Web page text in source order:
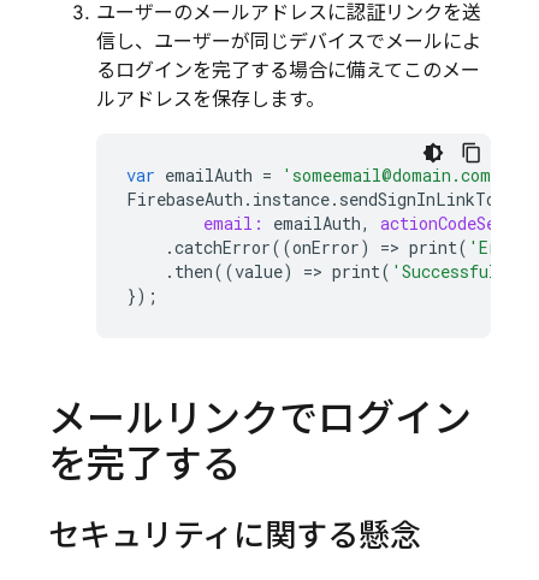
ユーザーのメールアドレスに認証リンクを送
信し、ユーザーが同じデバイスでメールによ
るログインを完了する場合に備えてこのメー
ルアドレスを保存します。
var emailAuth = 'someemail@domain.com'
FirebaseAuth . instance.
email:
emailAuth,
.catchError((onError) => print( 'Error
. then((value) => print( 'Successfully
});
メールリンクでログイン
を完了する
セキュリティに関する懸念